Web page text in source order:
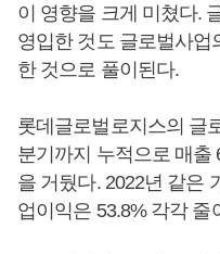
이 영향을 크게 미쳤다.
영입한 것도 글로벌사업
한 것으로 풀이된다.
롯데글로벌로지스의 글
분기까지 누적으로 매출
을 거뒀다. 2022년 같은
업이익은 53.8% 각각 줄